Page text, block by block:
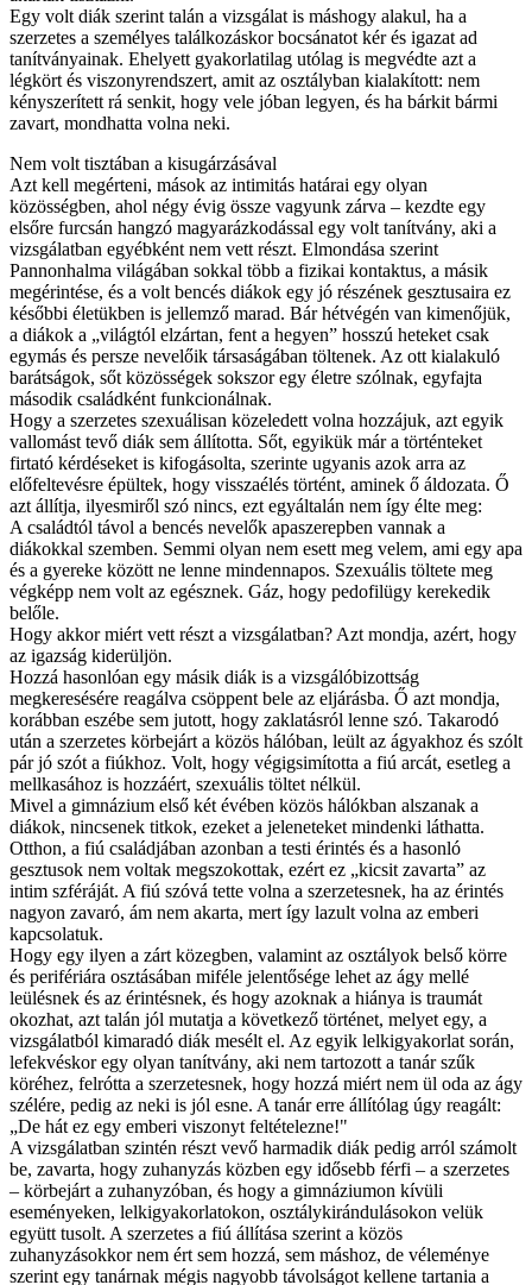
Egy volt diák szerint talán a vizsgálat is máshogy alakul, ha a
szerzetes a személyes találkozáskor bocsánatot kér és igazat ad
tanítványainak. Ehelyett gyakorlatilag utólag is megvédte azt a
légkört és viszonyrendszert, amit az osztályban kialakított: nem
kényszerített rá senkit, hogy vele jóban legyen, és ha bárkit bármi
zavart, mondhatta volna neki.
Nem volt tisztában a kisugárzásával
Azt kell megérteni, mások az intimitás határai egy olyan
közösségben, ahol négy évig össze vagyunk zárva – kezdte egy
elsőre furcsán hangzó magyarázkodással egy volt tanítvány, aki a
vizsgálatban egyébként nem vett részt. Elmondása szerint
Pannonhalma világában sokkal több a fizikai kontaktus, a másik
megérintése, és a volt bencés diákok egy jó részének gesztusaira ez
későbbi életükben is jellemző marad. Bár hétvégén van kimenőjük,
a diákok a „világtól elzártan, fent a hegyen” hosszú heteket csak
egymás és persze nevelőik társaságában töltenek. Az ott kialakuló
barátságok, sőt közösségek sokszor egy életre szólnak, egyfajta
második családként funkcionálnak.
Hogy a szerzetes szexuálisan közeledett volna hozzájuk, azt egyik
vallomást tevő diák sem állította. Sőt, egyikük már a történteket
firtató kérdéseket is kifogásolta, szerinte ugyanis azok arra az
előfeltevésre épültek, hogy visszaélés történt, aminek ő áldozata. Ő
azt állítja, ilyesmiről szó nincs, ezt egyáltalán nem így élte meg:
A családtól távol a bencés nevelők apaszerepben vannak a
diákokkal szemben. Semmi olyan nem esett meg velem, ami egy apa
és a gyereke között ne lenne mindennapos. Szexuális töltete meg
végképp nem volt az egésznek. Gáz, hogy pedofilügy kerekedik
belőle.
Hogy akkor miért vett részt a vizsgálatban? Azt mondja, azért, hogy
az igazság kiderüljön.
Hozzá hasonlóan egy másik diák is a vizsgálóbizottság
megkeresésére reagálva csöppent bele az eljárásba. Ő azt mondja,
korábban eszébe sem jutott, hogy zaklatásról lenne szó. Takarodó
után a szerzetes körbejárt a közös hálóban, leült az ágyakhoz és szólt
pár jó szót a fiúkhoz. Volt, hogy végigsimította a fiú arcát, esetleg a
mellkasához is hozzáért, szexuális töltet nélkül.
Mivel a gimnázium első két évében közös hálókban alszanak a
diákok, nincsenek titkok, ezeket a jeleneteket mindenki láthatta.
Otthon, a fiú családjában azonban a testi érintés és a hasonló
gesztusok nem voltak megszokottak, ezért ez „kicsit zavarta” az
intim szféráját. A fiú szóvá tette volna a szerzetesnek, ha az érintés
nagyon zavaró, ám nem akarta, mert így lazult volna az emberi
kapcsolatuk.
Hogy egy ilyen a zárt közegben, valamint az osztályok belső körre
és perifériára osztásában miféle jelentősége lehet az ágy mellé
leülésnek és az érintésnek, és hogy azoknak a hiánya is traumát
okozhat, azt talán jól mutatja a következő történet, melyet egy, a
vizsgálatból kimaradó diák mesélt el. Az egyik lelkigyakorlat során,
lefekvéskor egy olyan tanítvány, aki nem tartozott a tanár szűk
köréhez, felrótta a szerzetesnek, hogy hozzá miért nem ül oda az ágy
szélére, pedig az neki is jól esne. A tanár erre állítólag úgy reagált:
„De hát ez egy emberi viszonyt feltételezne!"
A vizsgálatban szintén részt vevő harmadik diák pedig arról számolt
be, zavarta, hogy zuhanyzás közben egy idősebb férfi – a szerzetes
– körbejárt a zuhanyzóban, és hogy a gimnáziumon kívüli
eseményeken, lelkigyakorlatokon, osztálykirándulásokon velük
együtt tusolt. A szerzetes a fiú állítása szerint a közös
zuhanyzásokkor nem ért sem hozzá, sem máshoz, de véleménye
szerint egy tanárnak mégis nagyobb távolságot kellene tartania a